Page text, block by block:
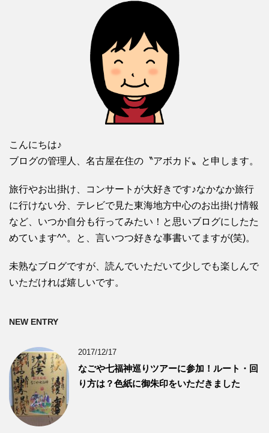
こんにちは♪
ブログの管理人、名古屋在住の〝アボカド〟と申します。
旅行やお出掛け、コンサートが大好きです♪なかなか旅行
に行けない分、テレビで見た東海地方中心のお出掛け情報
など、いつか自分も行ってみたい！と思いブログにしたた
めています^^。と、言いつつ好きな事書いてますが(笑)。
未熟なブログですが、読んでいただいて少しでも楽しんで
いただければ嬉しいです。
NEW ENTRY
2017/12/17
なごや七福神巡りツアーに参加！ルート・回
り方は？色紙に御朱印をいただきました